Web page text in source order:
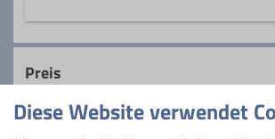
Preis
DAV-Mitglieder erhalten mit dem
Diese Website verwendet